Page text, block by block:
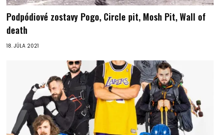
Podpódiové zostavy Pogo, Circle pit, Mosh Pit, Wall of
death
18. JÚLA 2021